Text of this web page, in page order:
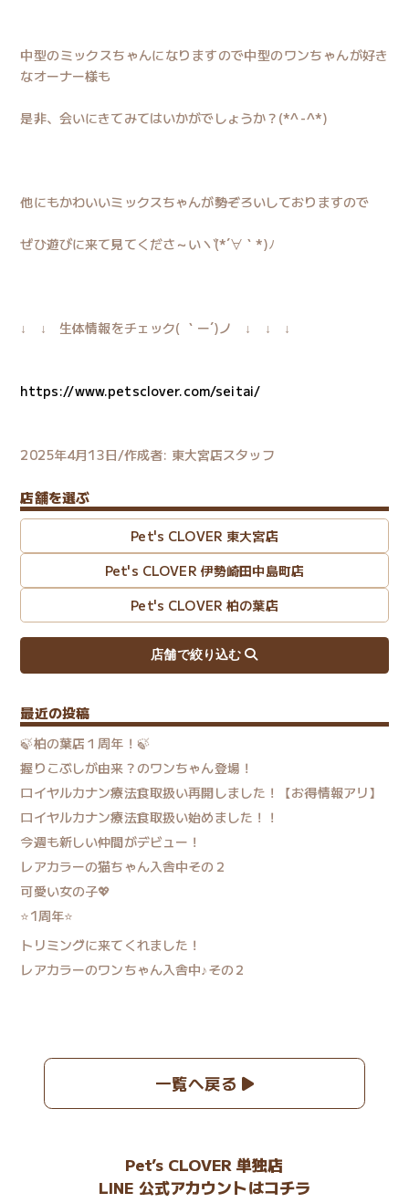
店舗を選ぶ
Pet's CLOVER 東大宮店
Pet's CLOVER 伊勢崎田中島町店
Pet's CLOVER 柏の葉店
最近の投稿
🍃柏の葉店１周年！🍃
握りこぶしが由来？のワンちゃん登場！
ロイヤルカナン療法食取扱い再開しました！【お得情報アリ】
ロイヤルカナン療法食取扱い始めました！！
今週も新しい仲間がデビュー！
レアカラーの猫ちゃん入舎中その２
可愛い女の子💖
⭐1周年⭐
トリミングに来てくれました！
レアカラーのワンちゃん入舎中♪その２
中型のミックスちゃんになりますので中型のワンちゃんが好き
なオーナー様も
是非、会いにきてみてはいかがでしょうか？(*^-^*)
他にもかわいいミックスちゃんが勢ぞろいしておりますので
ぜひ遊びに来て見てくださ～いヾ(*´∀｀*)ﾉ
↓ ↓ 生体情報をチェック( ｀ー´)ノ ↓ ↓ ↓
https://www.petsclover.com/seitai/
​2025年4月13日/作成者: 東大宮店スタッフ
一覧へ戻る
Pet’s CLOVER 単独店
LINE 公式アカウントはコチラ